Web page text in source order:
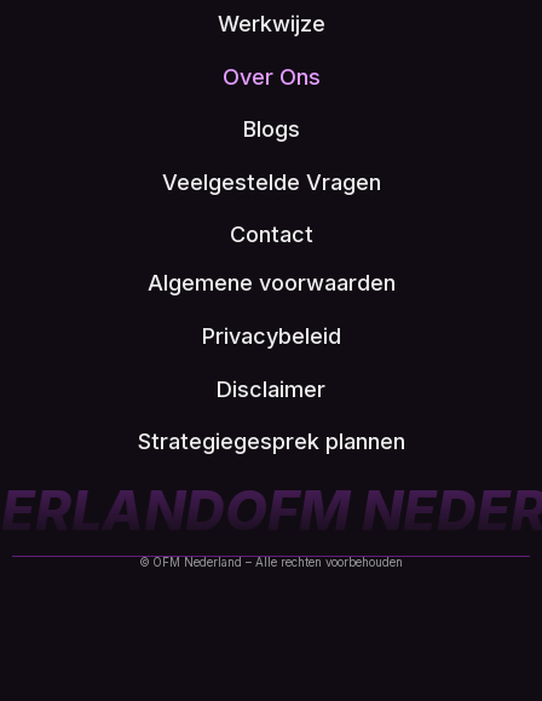
Werkwijze
Over Ons
Blogs
Veelgestelde Vragen
Contact
Algemene voorwaarden
Privacybeleid
Disclaimer
Strategiegesprek plannen
OFM
© OFM Nederland – Alle rechten voorbehouden